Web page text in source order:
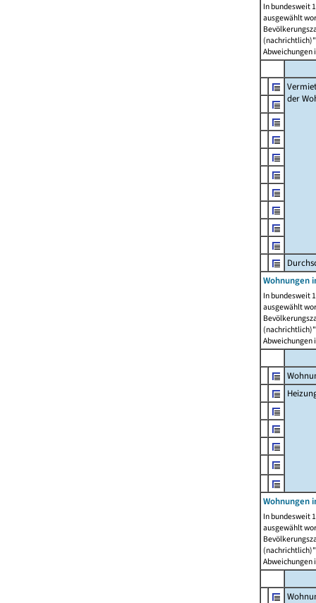
In bundesweit
ausgewählt
Abweichungen
der
Wohnungen
In bundesweit
ausgewählt
Abweichungen
Wohnungen
In bundesweit
ausgewählt
Abweichungen